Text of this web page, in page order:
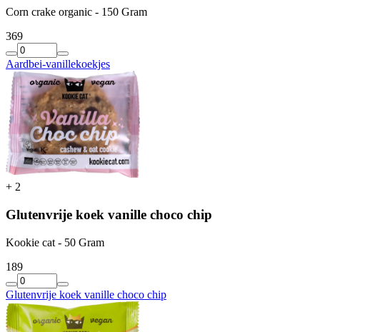
Corn crake organic - 150 Gram
369
Aardbei-vanillekoekjes
+ 2
Glutenvrije koek vanille choco chip
Kookie cat - 50 Gram
189
Glutenvrije koek vanille choco chip